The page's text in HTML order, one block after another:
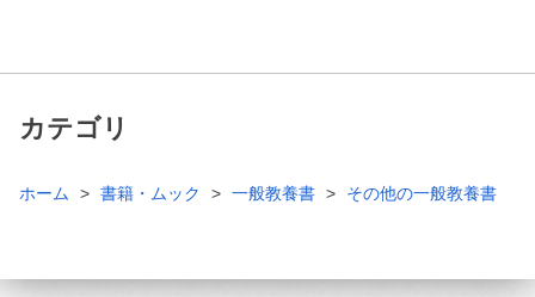
カテゴリ
ホーム 書籍・ムック 一般教養書 その他の一般教養書